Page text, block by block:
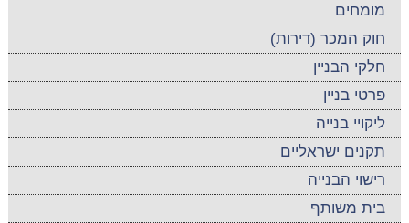
מומחים
חוק המכר (דירות)
חלקי הבניין
פרטי בניין
ליקויי בנייה
תקנים ישראליים
רישוי הבנייה
בית משותף